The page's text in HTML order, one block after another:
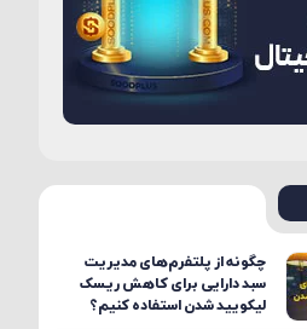
چگونه از پلتفرم‌های مدیریت
سبد دارایی برای کاهش ریسک
لیکویید شدن استفاده کنیم؟